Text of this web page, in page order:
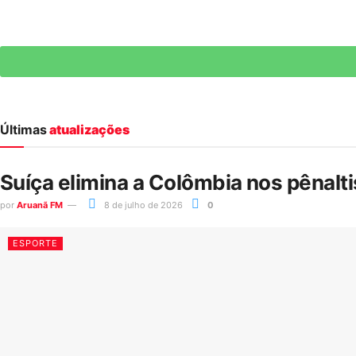
Últimasatualizações
Suíça elimina a Colômbia nos
por Aruanã FM 8 de julho de 2026 0
ESPORTE